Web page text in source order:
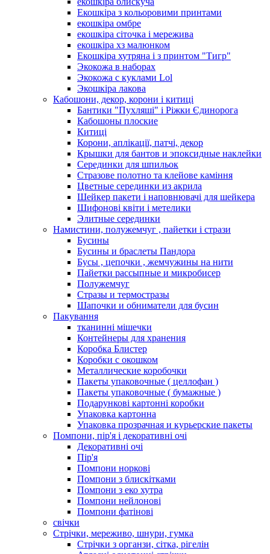
Екошкіра з кольоровими принтами
екошкіра омбре
екошкіра сіточка і мережива
екошкіра хз малюнком
Екошкіра хутряна і з принтом "Тигр"
Экокожа в наборах
Экокожа с куклами Lol
Экошкiра лакова
Кабошони, декор, корони і китиці
Бантики "Пухляші" і Ріжки Єдинорога
Кабошоны плоские
Китиці
Корони, аплікації, патчі, декор
Крышки для бантов и эпоксидные наклейки
Серединки для шпильок
Стразове полотно та клейове каміння
Цветные серединки из акрила
Шейкер пакети і наповнювачі для шейкера
Шифонові квіти і метелики
Элитные серединки
Намистини, полужемчуг , пайетки і стрази
Бусины
Бусины и браслеты Пандора
Бусы , цепочки , жемчужины на нити
Пайетки рассыпные и микробисер
Полужемчуг
Стразы и термостразы
Шапочки и обниматели для бусин
Пакування
тканинні мішечки
Контейнеры для хранения
Коробка Блистер
Коробки с окошком
Металлические коробочки
Пакеты упаковочные ( целлофан )
Пакеты упаковочные ( бумажные )
Подарункові картонні коробки
Упаковка картонна
Упаковка прозрачная и курьерские пакеты
Помпони, пір'я і декоративні очі
Декоративні очі
Пір'я
Помпони норкові
Помпони з блискітками
Помпони з еко хутра
Помпони нейлонові
Помпони фатінові
свічки
Стрічки, мереживо, шнури, гумка
Стрічки з органзи, сітка, рігелін